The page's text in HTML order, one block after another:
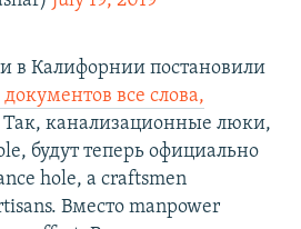
в Калифорнии постановили
все слова,
Так, канализационные люки,
будут теперь официально
hole, а craftsmen
Вместо manpower